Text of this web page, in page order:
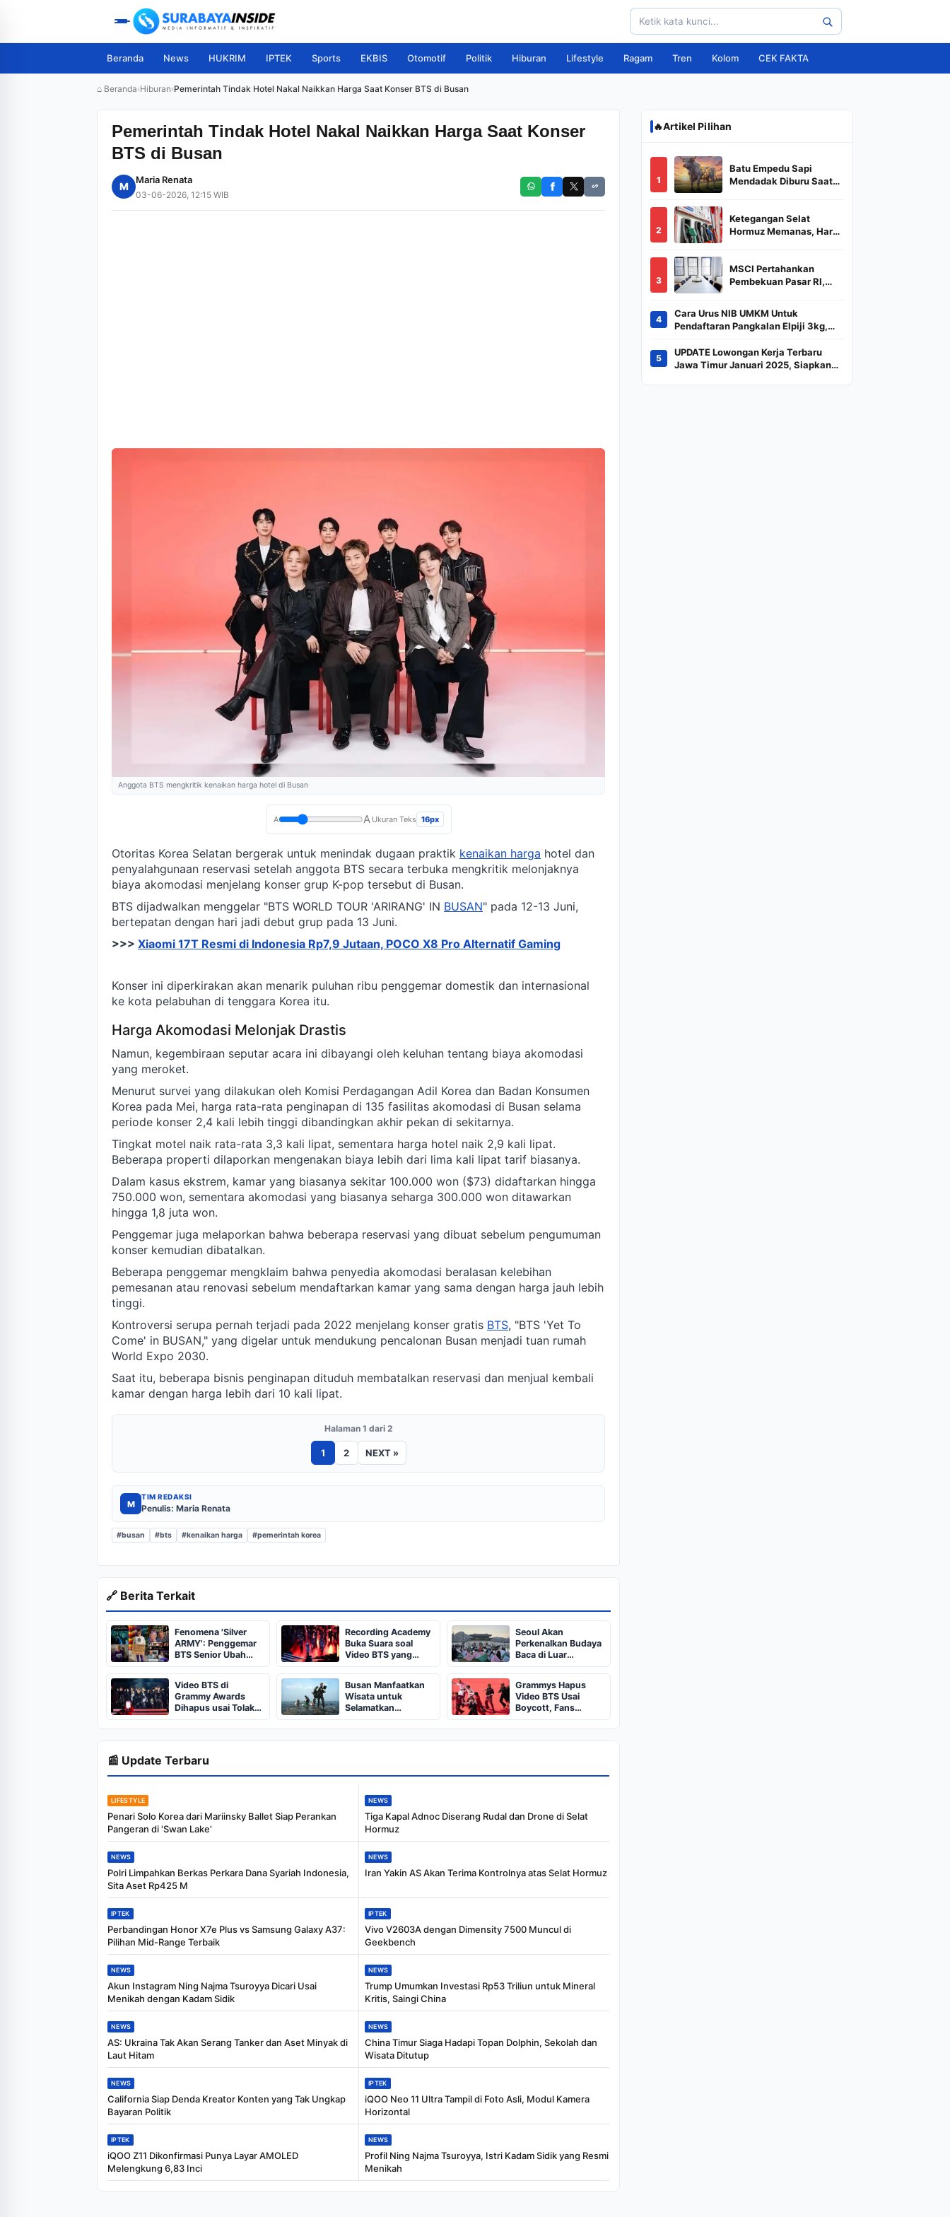
Beranda News HUKRIM IPTEK Sports EKBIS Otomotif Politik Hiburan Lifestyle Ragam Tren Kolom CEK FAKTA
⌂ Beranda›Hiburan›Pemerintah Tindak Hotel Nakal Naikkan Harga Saat Konser BTS di Busan
Pemerintah Tindak Hotel Nakal Naikkan Harga Saat Konser
BTS di Busan
M
Maria Renata
03-06-2026, 12:15 WIB
Anggota BTS mengkritik kenaikan harga hotel di Busan
A A Ukuran Teks 16px
Otoritas Korea Selatan bergerak untuk menindak dugaan praktik kenaikan harga hotel dan
penyalahgunaan reservasi setelah anggota BTS secara terbuka mengkritik melonjaknya
biaya akomodasi menjelang konser grup K-pop tersebut di Busan.
BTS dijadwalkan menggelar "BTS WORLD TOUR 'ARIRANG' IN BUSAN" pada 12-13 Juni,
bertepatan dengan hari jadi debut grup pada 13 Juni.
>>> Xiaomi 17T Resmi di Indonesia Rp7,9 Jutaan, POCO X8 Pro Alternatif Gaming
Konser ini diperkirakan akan menarik puluhan ribu penggemar domestik dan internasional
ke kota pelabuhan di tenggara Korea itu.
Harga Akomodasi Melonjak Drastis
Namun, kegembiraan seputar acara ini dibayangi oleh keluhan tentang biaya akomodasi
yang meroket.
Menurut survei yang dilakukan oleh Komisi Perdagangan Adil Korea dan Badan Konsumen
Korea pada Mei, harga rata-rata penginapan di 135 fasilitas akomodasi di Busan selama
periode konser 2,4 kali lebih tinggi dibandingkan akhir pekan di sekitarnya.
Tingkat motel naik rata-rata 3,3 kali lipat, sementara harga hotel naik 2,9 kali lipat.
Beberapa properti dilaporkan mengenakan biaya lebih dari lima kali lipat tarif biasanya.
Dalam kasus ekstrem, kamar yang biasanya sekitar 100.000 won ($73) didaftarkan hingga
750.000 won, sementara akomodasi yang biasanya seharga 300.000 won ditawarkan
hingga 1,8 juta won.
Penggemar juga melaporkan bahwa beberapa reservasi yang dibuat sebelum pengumuman
konser kemudian dibatalkan.
Beberapa penggemar mengklaim bahwa penyedia akomodasi beralasan kelebihan
pemesanan atau renovasi sebelum mendaftarkan kamar yang sama dengan harga jauh lebih
tinggi.
Kontroversi serupa pernah terjadi pada 2022 menjelang konser gratis BTS, "BTS 'Yet To
Come' in BUSAN," yang digelar untuk mendukung pencalonan Busan menjadi tuan rumah
World Expo 2030.
Saat itu, beberapa bisnis penginapan dituduh membatalkan reservasi dan menjual kembali
kamar dengan harga lebih dari 10 kali lipat.
Halaman 1 dari 2
1 2 NEXT »
M
TIM REDAKSI
Penulis: Maria Renata
#busan #bts #kenaikan harga #pemerintah korea
🔗 Berita Terkait
Fenomena 'Silver
ARMY': Penggemar
BTS Senior Ubah
Wajah Fandom K-
Pop
Recording Academy
Buka Suara soal
Video BTS yang
Hilang dari Grammy
Seoul Akan
Perkenalkan Budaya
Baca di Luar
Ruangan pada KTT
Perpustakaan Global
di Busan
Video BTS di
Grammy Awards
Dihapus usai Tolak
Kategori Baru
Busan Manfaatkan
Wisata untuk
Selamatkan
Haenyeo, Penyelam
Perempuan
Tradisional
Grammys Hapus
Video BTS Usai
Boycott, Fans
Bereaksi
📰 Update Terbaru
LIFESTYLE
Penari Solo Korea dari Mariinsky Ballet Siap Perankan
Pangeran di 'Swan Lake'
NEWS
Tiga Kapal Adnoc Diserang Rudal dan Drone di Selat
Hormuz
NEWS
Polri Limpahkan Berkas Perkara Dana Syariah Indonesia,
Sita Aset Rp425 M
NEWS
Iran Yakin AS Akan Terima Kontrolnya atas Selat Hormuz
IPTEK
Perbandingan Honor X7e Plus vs Samsung Galaxy A37:
Pilihan Mid-Range Terbaik
IPTEK
Vivo V2603A dengan Dimensity 7500 Muncul di
Geekbench
NEWS
Akun Instagram Ning Najma Tsuroyya Dicari Usai
Menikah dengan Kadam Sidik
NEWS
Trump Umumkan Investasi Rp53 Triliun untuk Mineral
Kritis, Saingi China
NEWS
AS: Ukraina Tak Akan Serang Tanker dan Aset Minyak di
Laut Hitam
NEWS
China Timur Siaga Hadapi Topan Dolphin, Sekolah dan
Wisata Ditutup
NEWS
California Siap Denda Kreator Konten yang Tak Ungkap
Bayaran Politik
IPTEK
iQOO Neo 11 Ultra Tampil di Foto Asli, Modul Kamera
Horizontal
IPTEK
iQOO Z11 Dikonfirmasi Punya Layar AMOLED
Melengkung 6,83 Inci
NEWS
Profil Ning Najma Tsuroyya, Istri Kadam Sidik yang Resmi
Menikah
🔥Artikel Pilihan
1
Batu Empedu Sapi
Mendadak Diburu Saat
Puluhan Juta
2
Ketegangan Selat
Hormuz Memanas, Harga
3
MSCI Pertahankan
Pembekuan Pasar RI,
Indeks
4
Cara Urus NIB UMKM Untuk
Pendaftaran Pangkalan Elpiji 3kg,
Kilogram
5
UPDATE Lowongan Kerja Terbaru
Jawa Timur Januari 2025, Siapkan